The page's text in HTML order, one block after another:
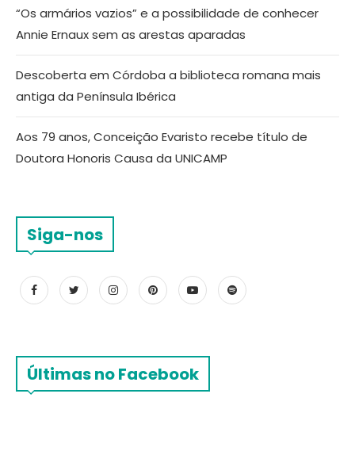
“Os armários vazios” e a possibilidade de conhecer
Annie Ernaux sem as arestas aparadas
Descoberta em Córdoba a biblioteca romana mais
antiga da Península Ibérica
Aos 79 anos, Conceição Evaristo recebe título de
Doutora Honoris Causa da UNICAMP
Siga-nos
Últimas no Facebook